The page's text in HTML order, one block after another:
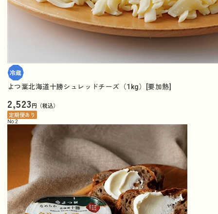
よつ葉北海道十勝シュレッドチーズ（1kg）[要加熱]
2,523円（税込）
定期便あり
No. 2